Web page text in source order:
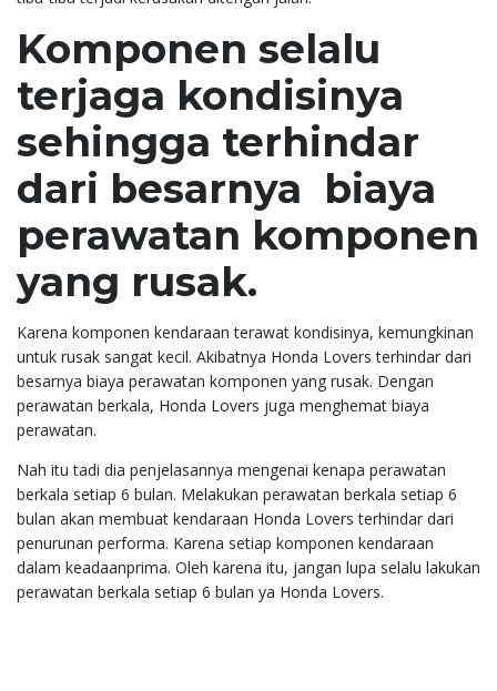
Komponen selalu
terjaga kondisinya
sehingga terhindar
dari besarnya biaya
perawatan komponen
yang rusak.
Karena komponen kendaraan terawat kondisinya, kemungkinan
untuk rusak sangat kecil. Akibatnya Honda Lovers terhindar dari
besarnya biaya perawatan komponen yang rusak. Dengan
perawatan berkala, Honda Lovers juga menghemat biaya
perawatan.
Nah itu tadi dia penjelasannya mengenai kenapa perawatan
berkala setiap 6 bulan. Melakukan perawatan berkala setiap 6
bulan akan membuat kendaraan Honda Lovers terhindar dari
penurunan performa. Karena setiap komponen kendaraan
dalam keadaanprima. Oleh karena itu, jangan lupa selalu lakukan
perawatan berkala setiap 6 bulan ya Honda Lovers.